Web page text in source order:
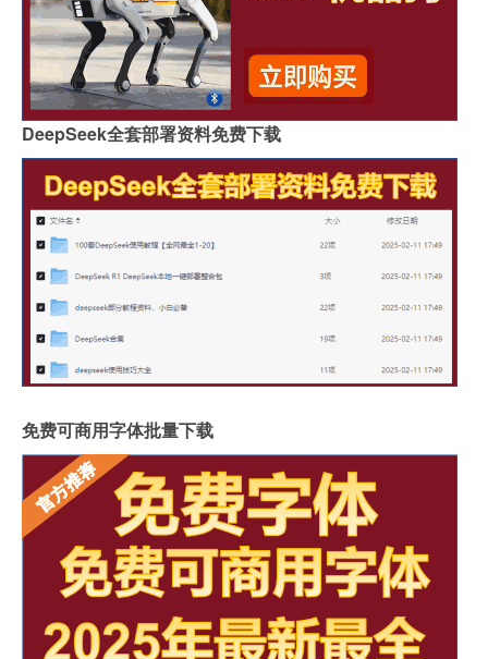
DeepSeek全套部署资料免费下载
免费可商用字体批量下载